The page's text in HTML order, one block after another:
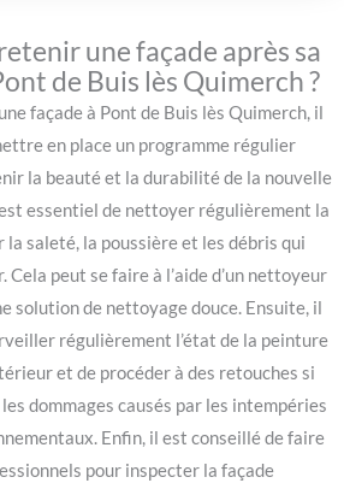
une façade après sa
de Buis lès Quimerch ?
façade à Pont de Buis lès Quimerch, il
en place un programme régulier
la beauté et la durabilité de la nouvelle
est essentiel de nettoyer régulièrement la
la saleté, la poussière et les débris qui
Cela peut se faire à l’aide d’un nettoyeur
solution de nettoyage douce. Ensuite, il
régulièrement l’état de la peinture
et de procéder à des retouches si
dommages causés par les intempéries
Enfin, il est conseillé de faire
pour inspecter la façade